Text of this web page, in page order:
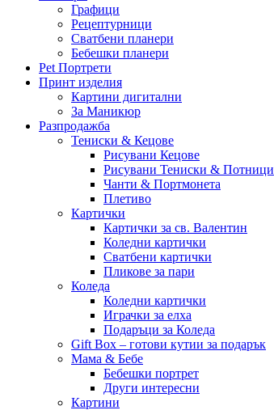
Графици
Рецептурници
Сватбени планери
Бебешки планери
Pet Портрети
Принт изделия
Картини дигитални
За Маникюр
Разпродажба
Тениски & Кецове
Рисувани Кецове
Рисувани Тениски & Потници
Чанти & Портмонета
Плетиво
Картички
Картички за св. Валентин
Коледни картички
Сватбени картички
Пликове за пари
Коледа
Коледни картички
Играчки за елха
Подаръци за Коледа
Gift Box – готови кутии за подарък
Мама & Бебе
Бебешки портрет
Други интересни
Картини